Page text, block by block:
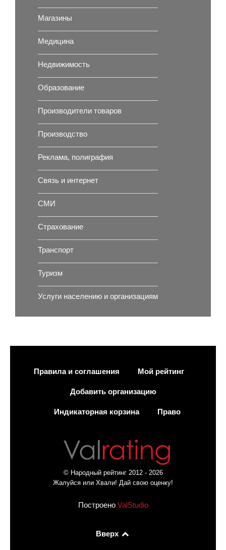
Магазины
Медицина
Недвижимость
Образование
Производители товаров
Производство
Реклама, полиграфия
Связь и интернет
СМИ
Страхование
Транспорт
Туризм
Услуги населению и организациям
Правила и соглашения Мой рейтинг
Добавить организацию
Индикаторная корзина Право
© Народный рейтинг 2012 - 2026
Жалуйся или Хвали! Дай свою оценку!
Построено ValStudio
Вверх